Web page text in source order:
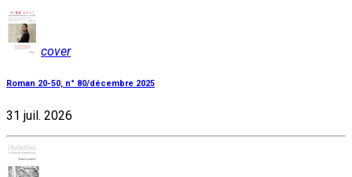
cover
Roman 20-50, n° 80/décembre 2025
31 juil. 2026